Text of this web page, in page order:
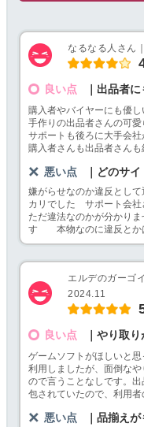
なるなる人さん
良い点 ｜出品者
購入者やバイヤーにも優し
手作りの出品者さんの可
サポートも後ろに大手会
購入者さんも出品者さん
悪い点 ｜どのサ
嫌がらせなのか違反とし
カリでした サポート会社
ただ違法なのかが分かり
す 本物なのに違反とか
エルデのガーゴ
2024.11
良い点 ｜やり取
ゲームソフトがほしいと
利用しましたが、面倒な
ので言うことなしです。
包されていたので、利用者
悪い点 ｜品揃え